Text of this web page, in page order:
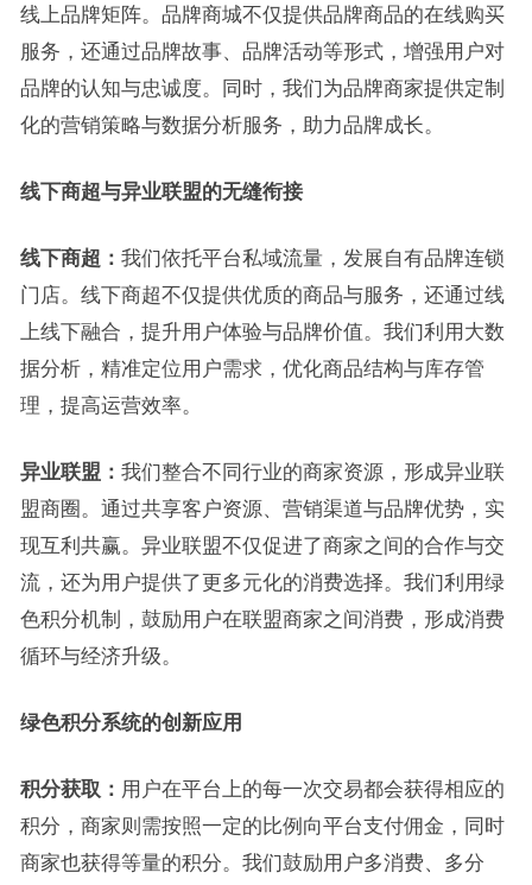
线上品牌矩阵。品牌商城不仅提供品牌商品的在线购买
服务，还通过品牌故事、品牌活动等形式，增强用户对
品牌的认知与忠诚度。同时，我们为品牌商家提供定制
化的营销策略与数据分析服务，助力品牌成长。
线下商超与异业联盟的无缝衔接
线下商超： 我们依托平台私域流量，发展自有品牌连锁
门店。线下商超不仅提供优质的商品与服务，还通过线
上线下融合，提升用户体验与品牌价值。我们利用大数
据分析，精准定位用户需求，优化商品结构与库存管
理，提高运营效率。
异业联盟： 我们整合不同行业的商家资源，形成异业联
盟商圈。通过共享客户资源、营销渠道与品牌优势，实
现互利共赢。异业联盟不仅促进了商家之间的合作与交
流，还为用户提供了更多元化的消费选择。我们利用绿
色积分机制，鼓励用户在联盟商家之间消费，形成消费
循环与经济升级。
绿色积分系统的创新应用
积分获取： 用户在平台上的每一次交易都会获得相应的
积分，商家则需按照一定的比例向平台支付佣金，同时
商家也获得等量的积分。我们鼓励用户多消费、多分